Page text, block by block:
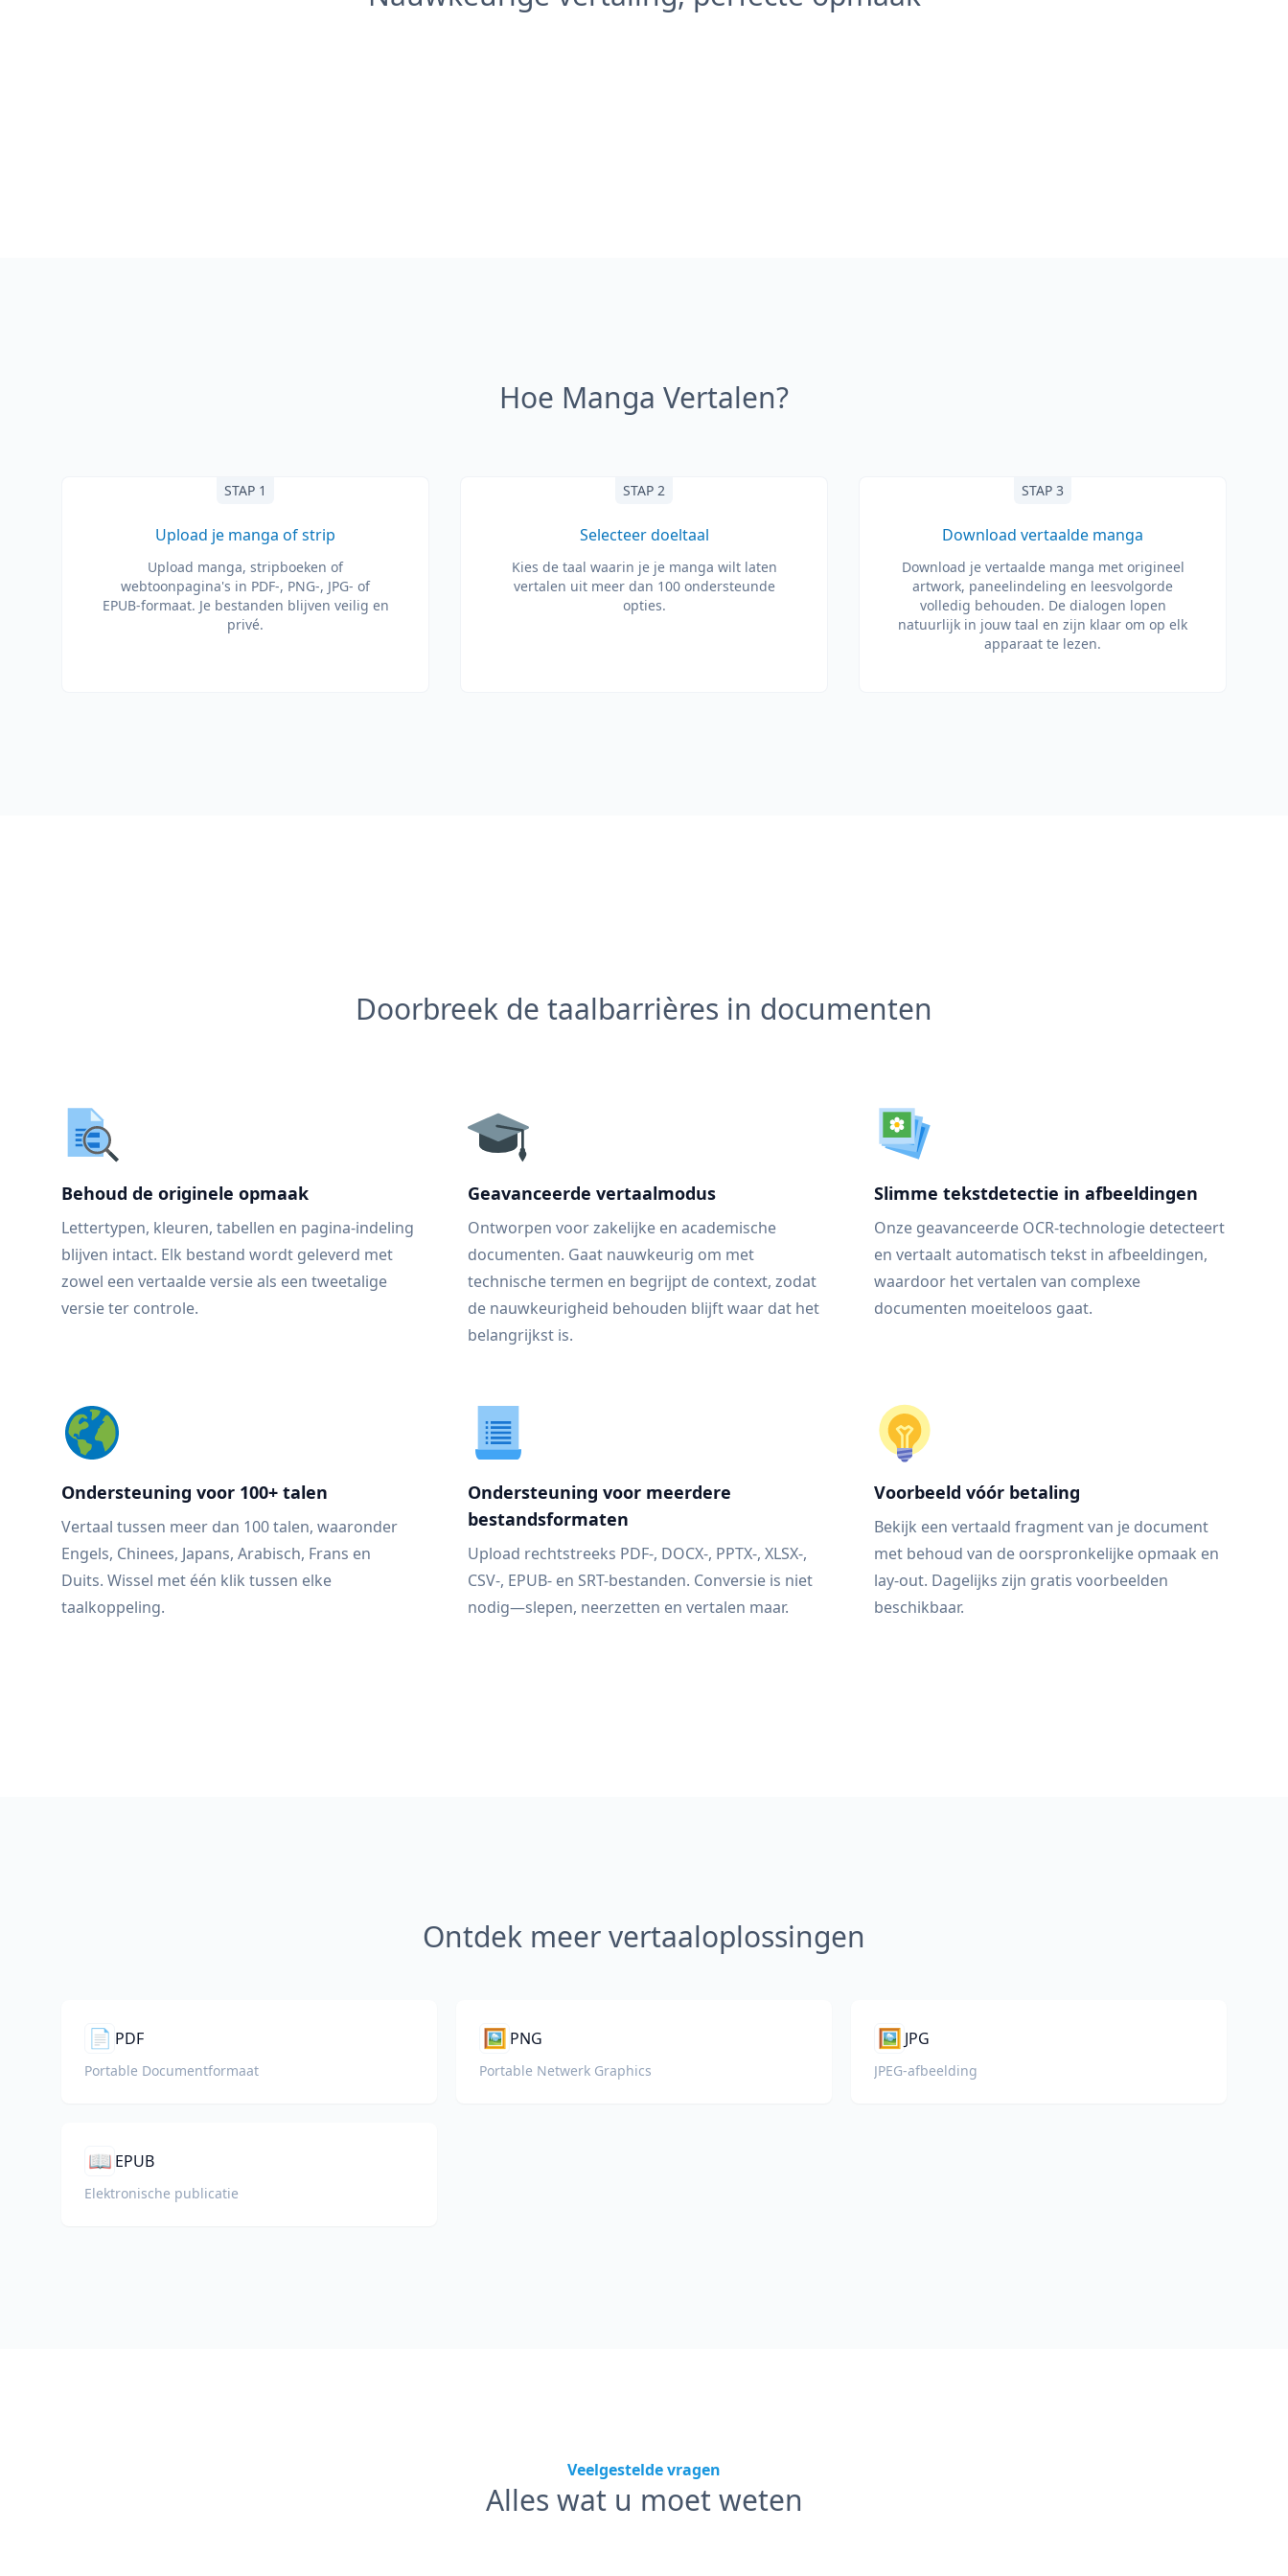
Hoe Manga Vertalen?
STAP 1
Upload je manga of strip
Upload manga, stripboeken of
webtoonpagina's in PDF-, PNG-, JPG- of
EPUB-formaat. Je bestanden blijven veilig en
privé.
STAP 2
Selecteer doeltaal
Kies de taal waarin je je manga wilt laten
vertalen uit meer dan 100 ondersteunde
opties.
STAP 3
Download vertaalde manga
Download je vertaalde manga met origineel
artwork, paneelindeling en leesvolgorde
volledig behouden. De dialogen lopen
natuurlijk in jouw taal en zijn klaar om op elk
apparaat te lezen.
Doorbreek de taalbarrières in documenten
Behoud de originele opmaak
Lettertypen, kleuren, tabellen en pagina-indeling
blijven intact. Elk bestand wordt geleverd met
zowel een vertaalde versie als een tweetalige
versie ter controle.
Geavanceerde vertaalmodus
Ontworpen voor zakelijke en academische
documenten. Gaat nauwkeurig om met
technische termen en begrijpt de context, zodat
de nauwkeurigheid behouden blijft waar dat het
belangrijkst is.
Slimme tekstdetectie in afbeeldingen
Onze geavanceerde OCR-technologie detecteert
en vertaalt automatisch tekst in afbeeldingen,
waardoor het vertalen van complexe
documenten moeiteloos gaat.
Ondersteuning voor 100+ talen
Vertaal tussen meer dan 100 talen, waaronder
Engels, Chinees, Japans, Arabisch, Frans en
Duits. Wissel met één klik tussen elke
taalkoppeling.
Ondersteuning voor meerdere
bestandsformaten
Upload rechtstreeks PDF-, DOCX-, PPTX-, XLSX-,
CSV-, EPUB- en SRT-bestanden. Conversie is niet
nodig—slepen, neerzetten en vertalen maar.
Voorbeeld vóór betaling
Bekijk een vertaald fragment van je document
met behoud van de oorspronkelijke opmaak en
lay-out. Dagelijks zijn gratis voorbeelden
beschikbaar.
Ontdek meer vertaaloplossingen
📄 PDF
Portable Documentformaat
🖼️ PNG
Portable Netwerk Graphics
🖼️ JPG
JPEG-afbeelding
📖 EPUB
Elektronische publicatie
Veelgestelde vragen
Alles wat u moet weten